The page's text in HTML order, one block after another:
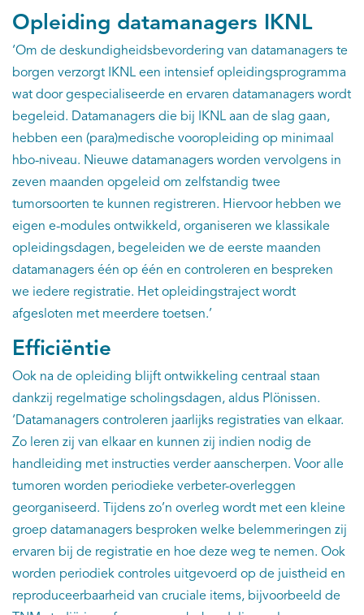
Opleiding datamanagers IKNL
‘Om de deskundigheidsbevordering van datamanagers te
borgen verzorgt IKNL een intensief opleidingsprogramma
wat door gespecialiseerde en ervaren datamanagers wordt
begeleid. Datamanagers die bij IKNL aan de slag gaan,
hebben een (para)medische vooropleiding op minimaal
hbo-niveau. Nieuwe datamanagers worden vervolgens in
zeven maanden opgeleid om zelfstandig twee
tumorsoorten te kunnen registreren. Hiervoor hebben we
eigen e-modules ontwikkeld, organiseren we klassikale
opleidingsdagen, begeleiden we de eerste maanden
datamanagers één op één en controleren en bespreken
we iedere registratie. Het opleidingstraject wordt
afgesloten met meerdere toetsen.’
Efficiëntie
Ook na de opleiding blijft ontwikkeling centraal staan
dankzij regelmatige scholingsdagen, aldus Plönissen.
‘Datamanagers controleren jaarlijks registraties van elkaar.
Zo leren zij van elkaar en kunnen zij indien nodig de
handleiding met instructies verder aanscherpen. Voor alle
tumoren worden periodieke verbeter-overleggen
georganiseerd. Tijdens zo’n overleg wordt met een kleine
groep datamanagers besproken welke belemmeringen zij
ervaren bij de registratie en hoe deze weg te nemen. Ook
worden periodiek controles uitgevoerd op de juistheid en
reproduceerbaarheid van cruciale items, bijvoorbeeld de